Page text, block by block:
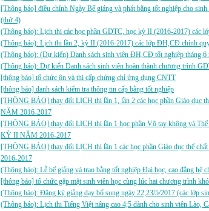
[Thông báo] điều chỉnh Ngày Bế giảng và phát bằng tốt nghiệp cho
(thứ 4)
(Thông báo): Lịch thi các học phần GDTC, học kỳ II (2016-2017) các
(Thông báo): Lịch thi lần 2, kỳ II (2016-2017) các lớp ĐH,CĐ chính
(Thông báo): (Dự kiến) Danh sách sinh viên ĐH,CĐ tốt nghiệp tháng 6
(Thông báo): Dự kiến Danh sách sinh viên hoàn thành chương trình
[thông báo] tổ chức ôn và thi cấp chứng chỉ ứng dụng CNTT
[thông báo] danh sách kiểm tra thông tin cấp bằng tốt nghiệp
[THÔNG BÁO] thay đổi LỊCH thi lần 1, lần 2 các học phần Giáo
NĂM 2016-2017
[THÔNG BÁO] thay đổi LỊCH thi lần 1 học phần Võ tay không và
KỲ II NĂM 2016-2017
[THÔNG BÁO] thay đổi LỊCH thi lần 1 các học phần Giáo dục thể
2016-2017
(Thông báo): Lễ bế giảng và trao bằng tốt nghiệp Đại học, cao đẳng hệ
[thông báo] tổ chức gặp mặt sinh viên học cùng lúc hai chương trình
(Thông báo): Đăng ký giảng dạy bổ sung ngày 22;23/5/2017 (các lớp
(Thông báo): Lịch thi Tiếng Việt nâng cao 4;5 dành cho sinh viên Lào,